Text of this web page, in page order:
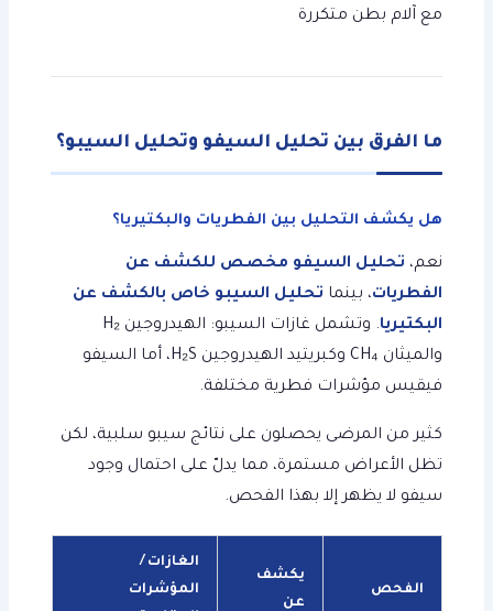
مع آلام بطن متكررة
ما الفرق بين تحليل السيفو وتحليل السيبو؟
هل يكشف التحليل بين الفطريات والبكتيريا؟
نعم، تحليل السيفو مخصص للكشف عن
الفطريات، بينما تحليل السيبو خاص بالكشف عن
البكتيريا
. وتشمل غازات السيبو: الهيدروجين H₂
والميثان CH₄ وكبريتيد الهيدروجين H₂S، أما السيفو
فيقيس مؤشرات فطرية مختلفة.
كثير من المرضى يحصلون على نتائج سيبو سلبية، لكن
تظل الأعراض مستمرة، مما يدلّ على احتمال وجود
سيفو لا يظهر إلا بهذا الفحص.
الفحص
يكشف
عن
الغازات /
المؤشرات